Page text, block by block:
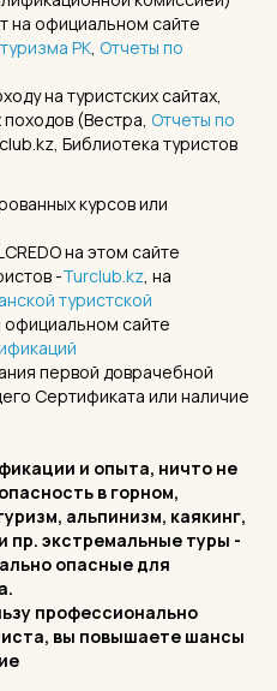
на официальном сайте
РК Отчеты по
на туристских сайтах,
(Вестра, Отчеты по
Библиотека туристов
курсов или
на этом сайте
-Turclub.kz , на
туристской
официальном сайте
первой доврачебной
Сертификата или наличие
и опыта, ничто не
в горном,
альпинизм, каякинг,
пр. экстремальные туры -
опасные для
профессионально
вы повышаете шансы